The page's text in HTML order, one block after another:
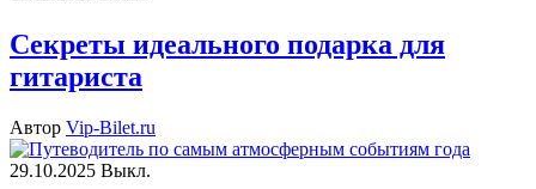
Секреты идеального подарка для
гитариста
Автор Vip-Bilet.ru
29.10.2025 Выкл.